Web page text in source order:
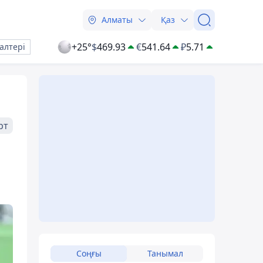
Алматы Қаз
+25°$469.93 €541.64 ₽5.71
Соңғы Танымал